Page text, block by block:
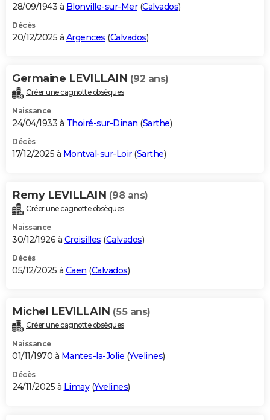
28/09/1943 à Blonville-sur-Mer(Calvados)
Décès
20/12/2025 à Argences (Calvados)
Germaine LEVILLAIN (92 ans)
Créer une cagnotte obsèques
Naissance
24/04/1933 à Thoiré-sur-Dinan (Sarthe)
Décès
17/12/2025 à Montval-sur-Loir(Sarthe)
Remy LEVILLAIN (98 ans)
Créer une cagnotte obsèques
Naissance
30/12/1926 à Croisilles (Calvados)
Décès
05/12/2025 à Caen (Calvados)
Michel LEVILLAIN (55 ans)
Créer une cagnotte obsèques
Naissance
01/11/1970 à Mantes-la-Jolie (Yvelines)
Décès
24/11/2025 à Limay(Yvelines)